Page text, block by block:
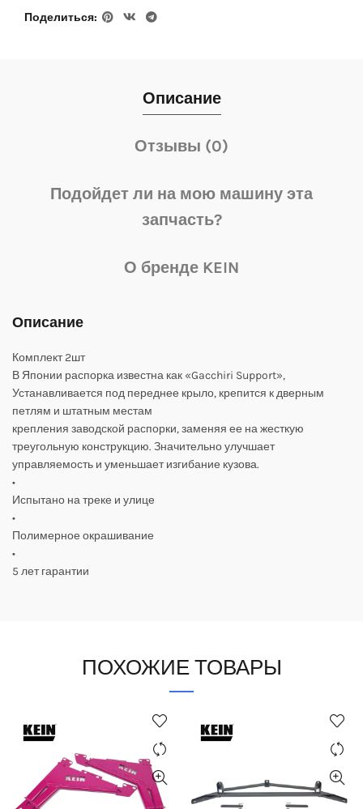
Поделиться
Описание
Отзывы (0)
Подойдет ли на мою машину эта
запчасть?
О бренде KEIN
Описание
Комплект 2шт
В Японии распорка известна как «Gacchiri Support»,
Устанавливается под переднее крыло, крепится к дверным
петлям и штатным местам
крепления заводской распорки, заменяя ее на жесткую
треугольную конструкцию. Значительно улучшает
управляемость и уменьшает изгибание кузова.
•
Испытано на треке и улице
•
Полимерное окрашивание
•
5 лет гарантии
ПОХОЖИЕ ТОВАРЫ